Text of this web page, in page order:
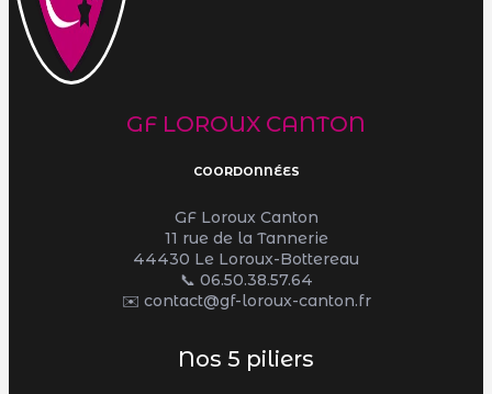
GF LOROUX CANTON
COORDONNÉES
GF Loroux Canton
11 rue de la Tannerie
44430 Le Loroux-Bottereau
📞 06.50.38.57.64
✉️ contact@gf-loroux-canton.fr
Nos 5 piliers